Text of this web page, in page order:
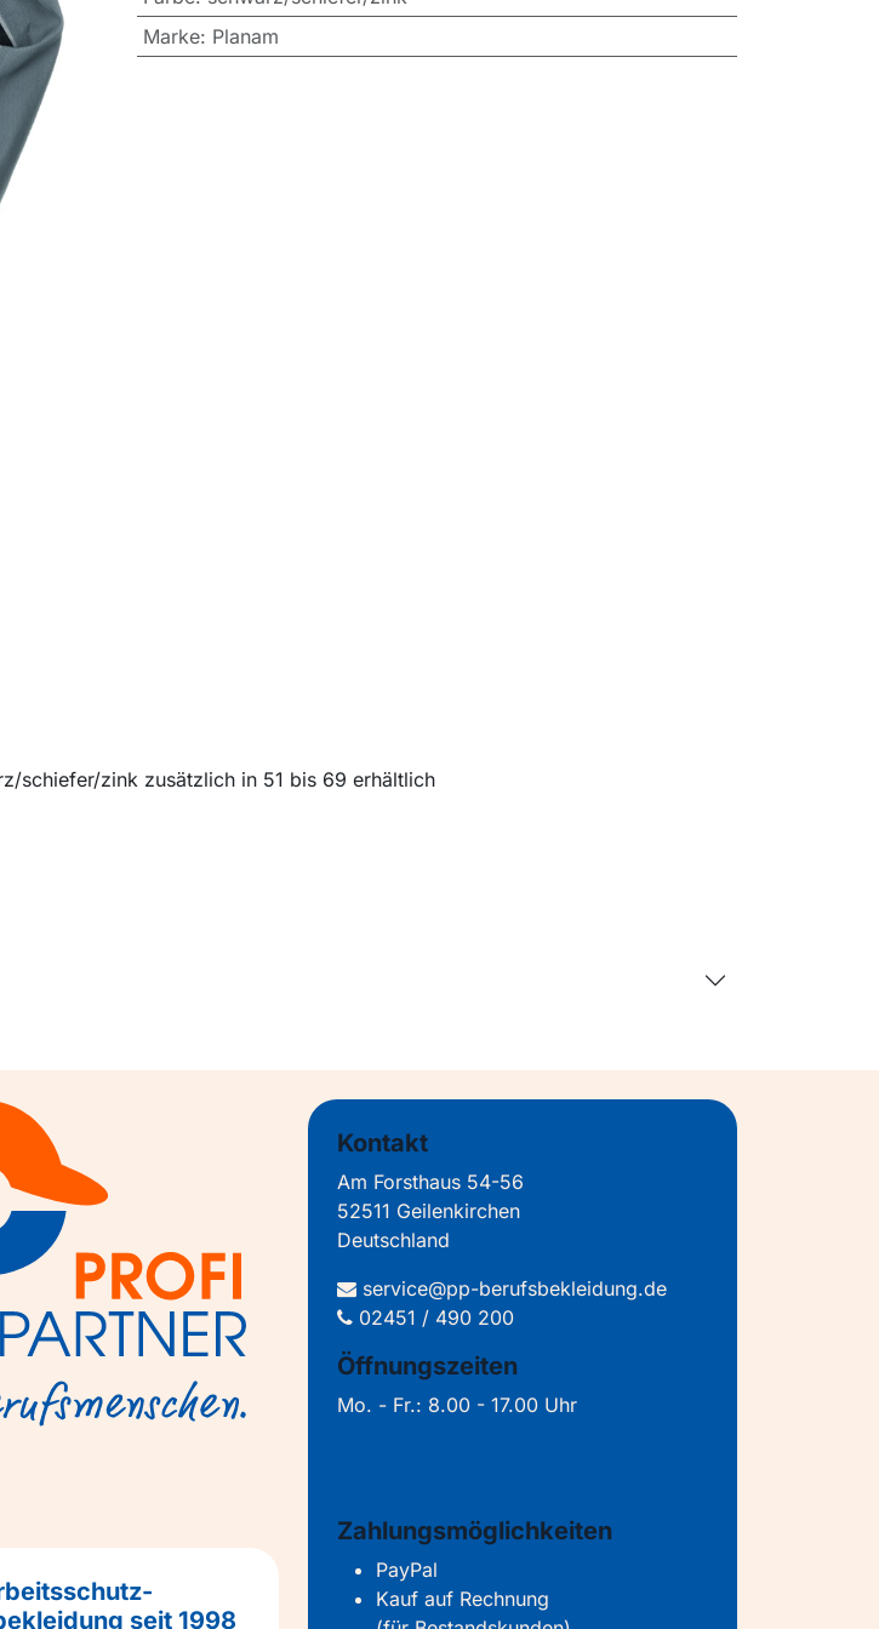
Marke: Planam
schiefer/zink zusätzlich in 51 bis 69 erhältlich
Kontakt
Am Forsthaus 54-56
52511 Geilenkirchen
Deutschland
service@pp-berufsbekleidung.de
02451 / 490 200
Öffnungszeiten
Mo. - Fr.: 8.00 - 17.00 Uhr
Zahlungsmöglichkeiten
PayPal
Kauf auf Rechnung
seit 1998